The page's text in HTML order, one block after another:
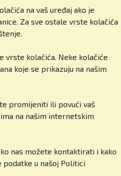
jedinstvenog u regiji.
u odnosu na druge
Što vas izdvaja?
ulažemo u
i sadržaje. Imamo male
iz desetak zemalja,
učenika i međunarodne
jako cijene,
Prvog dana
prednosti i slabosti te
Roditelji to cijene i
na vaš uređaj ako je
Za sve ostale vrste kolačića
vrste kolačića. Neke kolačiće
koje se prikazuju na našim
promijeniti ili povući vaš
na našim internetskim
nas možete kontaktirati i kako
podatke u našoj Politici